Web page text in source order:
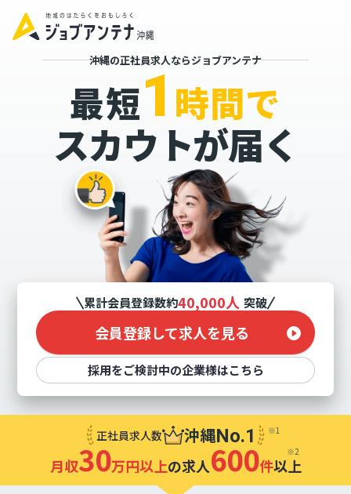
沖縄の正社員求人ならジョブアンテナ
最短1 時間で
スカウトが届く
累計会員登録数約40,000人 突破
会員登録して求人を見る
採用をご検討中の企業様はこちら
※1
正社員求人数 沖縄No.1
※2
月収30万円以上の求人600件以上